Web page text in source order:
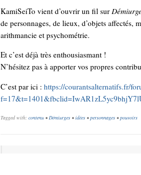
KamiSeiTo vient d’ouvrir un fil sur
de personnages, de lieux, d’objets
arithmancie et psychométrie.
Et c’est déjà très enthousiasmant !
N’hésitez pas à apporter vos propres
C’est par ici : https://courantsalternatifs.fr/
Tagged with: contenu •Démiurges •idées •personnages •pouvoirs